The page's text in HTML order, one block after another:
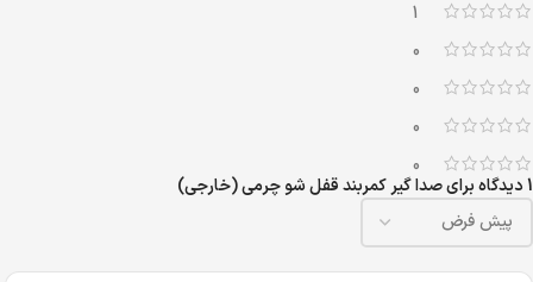
1
0
0
0
0
1 دیدگاه برای
صدا گیر کمربند قفل شو چرمی (خارجی)